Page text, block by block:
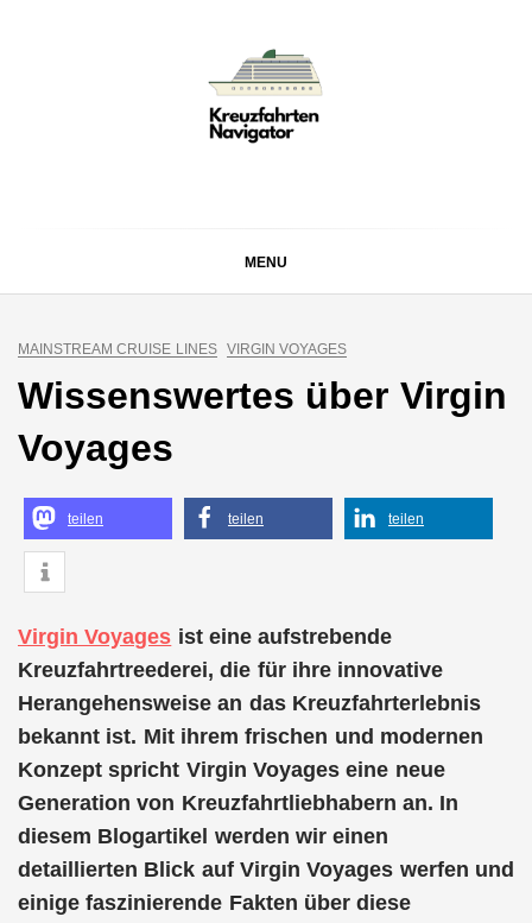
MENU
MAINSTREAM CRUISE LINES VIRGIN VOYAGES
Wissenswertes über Virgin
Voyages
teilen teilen teilen
Virgin Voyages ist eine aufstrebende
Kreuzfahrtreederei, die für ihre innovative
Herangehensweise an das Kreuzfahrterlebnis
bekannt ist. Mit ihrem frischen und modernen
Konzept spricht Virgin Voyages eine neue
Generation von Kreuzfahrtliebhabern an. In
diesem Blogartikel werden wir einen
detaillierten Blick auf Virgin Voyages werfen und
einige faszinierende Fakten über diese